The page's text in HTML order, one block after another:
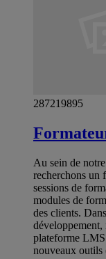
287219895
Au sein de
recherchons un
sessions de
modules de
des clients.
plateforme
nouveaux outils